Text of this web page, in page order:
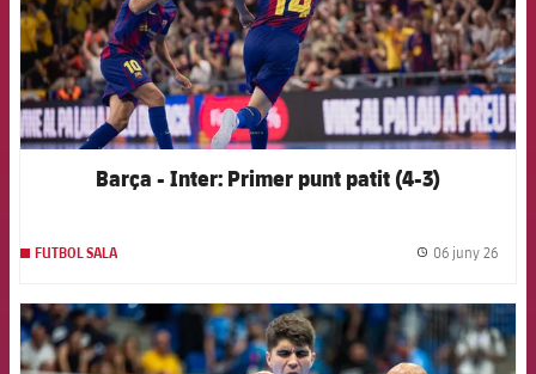
Barça - Inter: Primer punt patit (4-3)
FUTBOL SALA 06 juny 26
FCB Barcelona badge